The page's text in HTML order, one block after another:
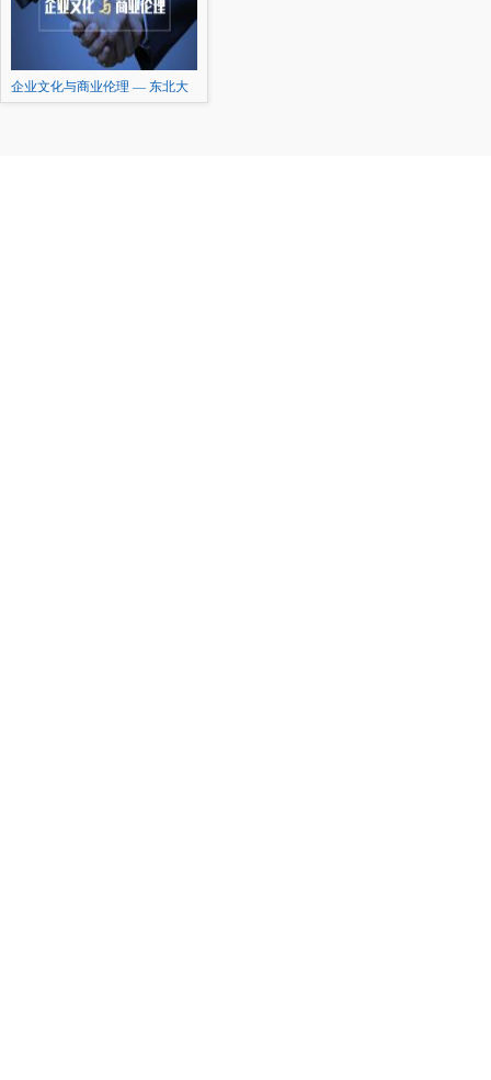
企业文化与商业伦理 — 东北大